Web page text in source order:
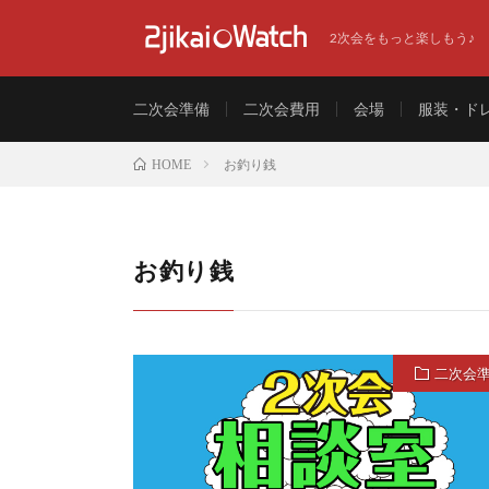
2次会をもっと楽しもう♪
二次会準備 二次会費用 会場 服装・ド
HOME お釣り銭
お釣り銭
二次会